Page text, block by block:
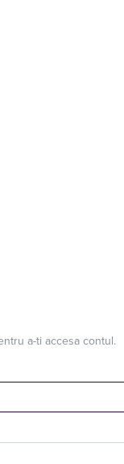
a-ti accesa contul.